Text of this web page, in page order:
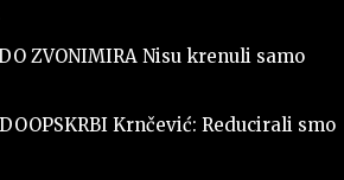
ZVONIMIRA Nisu krenuli samo
Krnčević: Reducirali smo